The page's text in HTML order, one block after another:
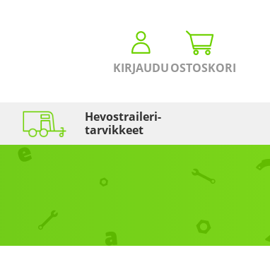
KIRJAUDUOSTOSKORI
Hevostraileri­
tarvikkeet